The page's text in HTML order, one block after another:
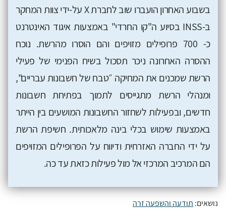
בשבוע האחרון הועברו שוב לחברת X על-ידי צוות המחקר
ב-INSS בסיוע ה"קו החרדי" באמצעות איגוד האינטרנט
כ- 700 פרופילים מזויפים והם הוסרו מהרשת. נוכח
ההסרה האחרונה ניכר תסכול בשיח הפנימי של פעילי
הרשת שמכנים את המחיקה ״טבח של חשבונות עבריים",
ומנהלי הרשת מתגייסים לתמוך בפתיחת חשבונות
חדשים, ובפעילות לשחזור החשבונות המושעים בין הייתר
באמצעות שימוש בכלי בינה מלאכותית. חשיפת הרשת
על ידי החברה האזרחית ודיווח על הפרופילים המזויפים
הם המרכיב המרכזי אל מול פעילות כזאת עד כה.
נושאים: תודעה והשפעה זרה